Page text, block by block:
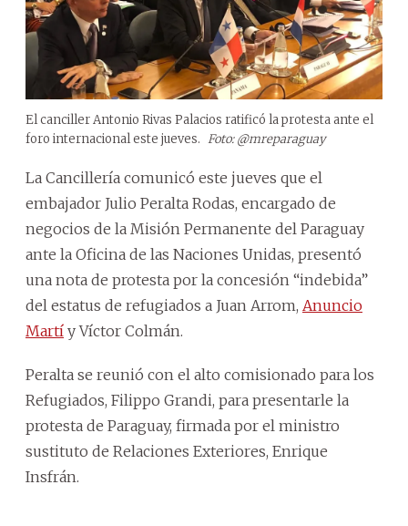
El canciller Antonio Rivas Palacios ratificó la protesta ante el
foro internacional este jueves. Foto: @mreparaguay
La Cancillería comunicó este jueves que el
embajador Julio Peralta Rodas, encargado de
negocios de la Misión Permanente del Paraguay
ante la Oficina de las Naciones Unidas, presentó
una nota de protesta por la concesión “indebida”
del estatus de refugiados a Juan Arrom, Anuncio
Martí y Víctor Colmán.
Peralta se reunió con el alto comisionado para los
Refugiados, Filippo Grandi, para presentarle la
protesta de Paraguay, firmada por el ministro
sustituto de Relaciones Exteriores, Enrique
Insfrán.